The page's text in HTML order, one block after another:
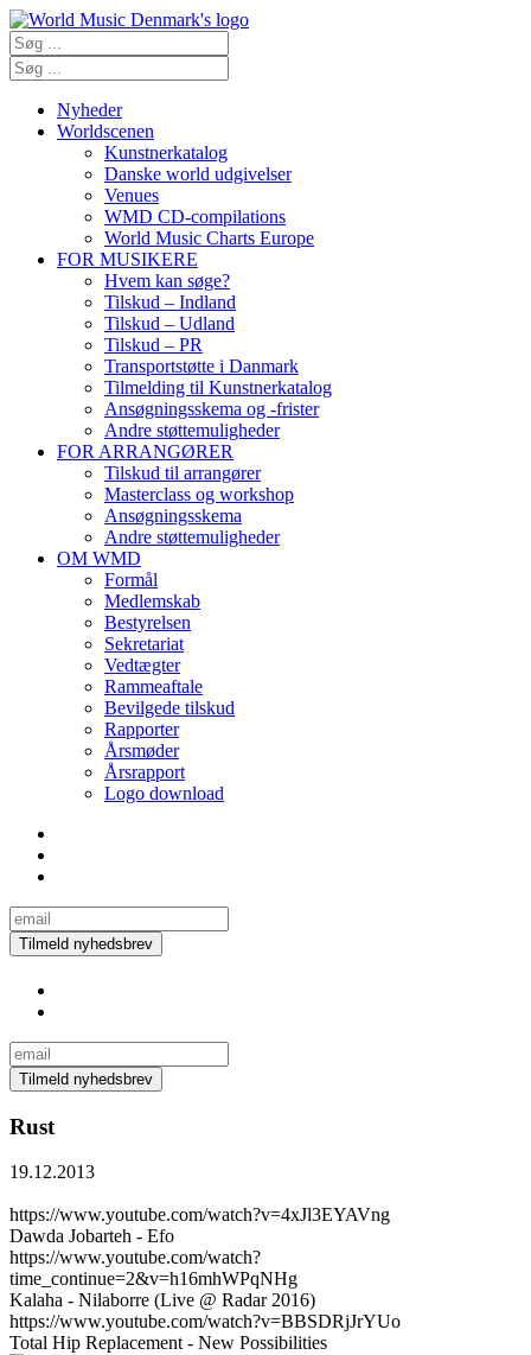
Nyheder
Worldscenen
Kunstnerkatalog
Danske world udgivelser
Venues
WMD CD-compilations
World Music Charts Europe
FOR MUSIKERE
Hvem kan søge?
Tilskud – Indland
Tilskud – Udland
Tilskud – PR
Transportstøtte i Danmark
Tilmelding til Kunstnerkatalog
Ansøgningsskema og -frister
Andre støttemuligheder
FOR ARRANGØRER
Tilskud til arrangører
Masterclass og workshop
Ansøgningsskema
Andre støttemuligheder
OM WMD
Formål
Medlemskab
Bestyrelsen
Sekretariat
Vedtægter
Rammeaftale
Bevilgede tilskud
Rapporter
Årsmøder
Årsrapport
Logo download
Rust
19.12.2013
https://www.youtube.com/watch?v=4xJl3EYAVng
Dawda Jobarteh - Efo
https://www.youtube.com/watch?
time_continue=2&v=h16mhWPqNHg
Kalaha - Nilaborre (Live @ Radar 2016)
https://www.youtube.com/watch?v=BBSDRjJrYUo
Total Hip Replacement - New Possibilities